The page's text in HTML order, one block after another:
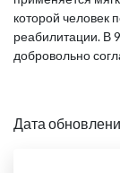
которой человек
реабилитации. В
добровольно
Дата